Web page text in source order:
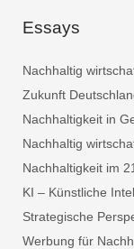
Essays
Nachhaltig
Zukunft
Nachhaltigkeit in
Nachhaltig
Nachhaltigkeit im
KI – Künstliche
Strategische
Werbung für